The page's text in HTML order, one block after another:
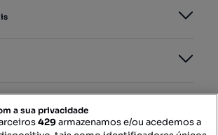
a sua privacidade
429armazenamos e/ou acedemos a